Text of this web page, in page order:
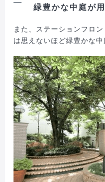
緑豊かな中庭が
また、ステーションフロ
は思えないほど緑豊かな中